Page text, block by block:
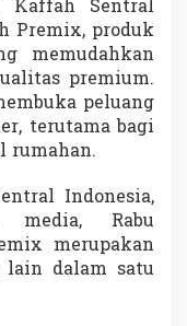
Kaffah Sentral
Premix, produk
memudahkan
premium.
peluang
terutama bagi
rumahan.
Indonesia,
media, Rabu
merupakan
lain dalam satu